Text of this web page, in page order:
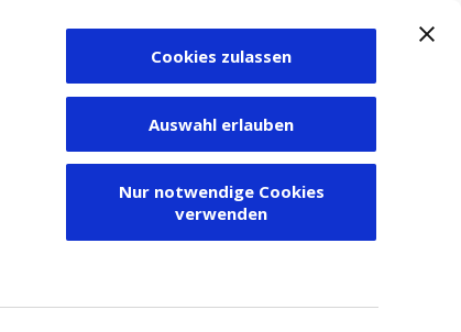
Cookies zulassen
Auswahl erlauben
Nur notwendige Cookies
verwenden
Zum Depot